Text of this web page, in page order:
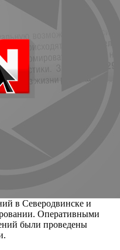
в Северодвинске и
Оперативными
были проведены